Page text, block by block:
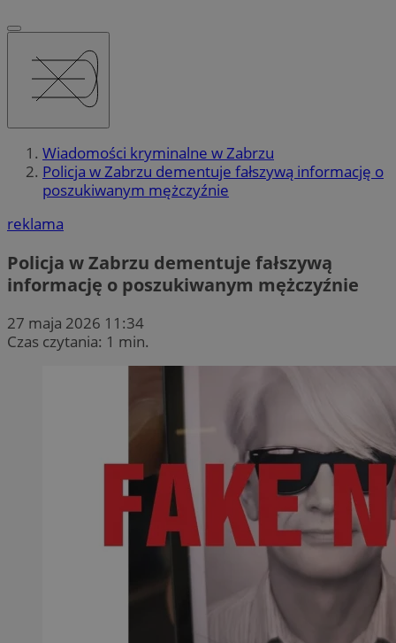
Wiadomości kryminalne w Zabrzu
Policja w Zabrzu dementuje fałszywą informację o
poszukiwanym mężczyźnie
reklama
Policja w Zabrzu dementuje fałszywą
informację o poszukiwanym mężczyźnie
27 maja 2026 11:34
Czas czytania: 1 min.